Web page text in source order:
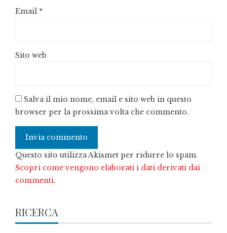
Email *
Sito web
Salva il mio nome, email e sito web in questo
browser per la prossima volta che commento.
Questo sito utilizza Akismet per ridurre lo spam.
Scopri come vengono elaborati i dati derivati dai
commenti.
RICERCA